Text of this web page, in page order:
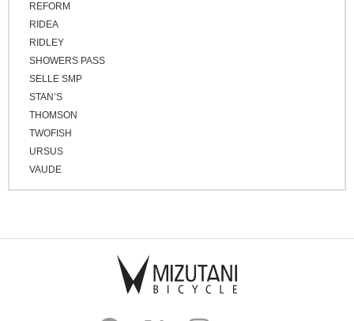
REFORM
RIDEA
RIDLEY
SHOWERS PASS
SELLE SMP
STAN’S
THOMSON
TWOFISH
URSUS
VAUDE